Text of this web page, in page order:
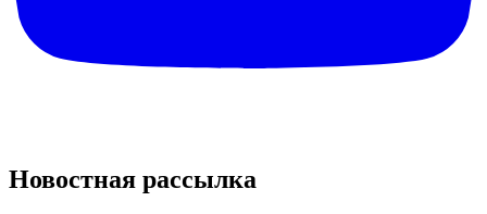
Новостная рассылка